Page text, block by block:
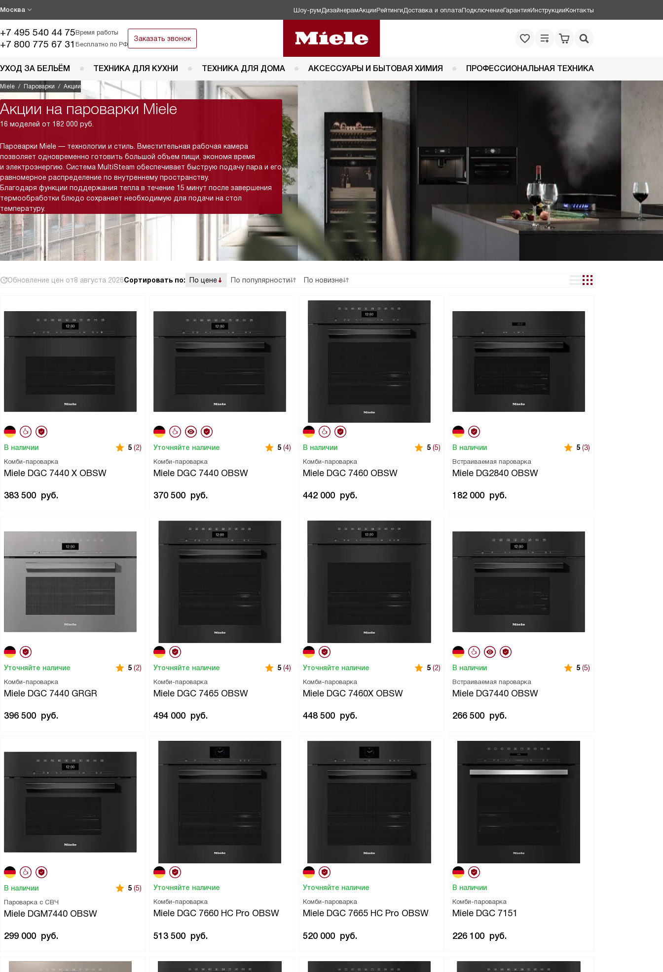
Москва Шоу-рум ДизайнерамАкцииРейтинги Доставка и оплатаПодключениеГарантияИнструкцииКонтакты
+7 495 540 44 75Время работы
+7 800 775 67 31 Бесплатно по РФ
Заказать звонок
УХОД ЗА БЕЛЬЁМ ТЕХНИКА ДЛЯ КУХНИ ТЕХНИКА ДЛЯ ДОМА АКСЕССУАРЫ И БЫТОВАЯ ХИМИЯ ПРОФЕССИОНАЛЬНАЯ ТЕХНИКА
Miele Пароварки Акции
Акции на пароварки Miele
16 моделей от 182 000 руб.
Пароварки Miele — технологии и стиль. Вместительная рабочая камера
позволяет одновременно готовить большой объем пищи, экономя время
и электроэнергию. Система MultiSteam обеспечивает быструю подачу пара и его
равномерное распределение по внутреннему пространству.
Благодаря функции поддержания тепла в течение 15 минут после завершения
термообработки блюдо сохраняет необходимую для подачи на стол
температуру.
Обновление цен от8 августа 2026Сортировать по: По цене По популярности По новизне
Комби-пароварка
Miele DGC 7440 X OBSW
В наличии 5 (2)
383 500 руб.
Комби-пароварка
Miele DGC 7440 OBSW
Уточняйте наличие 5 (4)
370 500 руб.
Комби-пароварка
Miele DGC 7460 OBSW
В наличии 5 (5)
442 000 руб.
Встраиваемая пароварка
Miele DG2840 OBSW
В наличии 5 (3)
182 000 руб.
Комби-пароварка
Miele DGC 7440 GRGR
Уточняйте наличие 5 (2)
396 500 руб.
Комби-пароварка
Miele DGC 7465 OBSW
Уточняйте наличие 5 (4)
494 000 руб.
Комби-пароварка
Miele DGC 7460X OBSW
Уточняйте наличие 5 (2)
448 500 руб.
Встраиваемая пароварка
Miele DG7440 OBSW
В наличии 5 (5)
266 500 руб.
Пароварка с СВЧ
Miele DGM7440 OBSW
В наличии 5 (5)
299 000 руб.
Комби-пароварка
Miele DGC 7660 HC Pro OBSW
Уточняйте наличие
513 500 руб.
Комби-пароварка
Miele DGC 7665 HC Pro OBSW
Уточняйте наличие
520 000 руб.
Комби-пароварка
Miele DGC 7151
В наличии
226 100 руб.